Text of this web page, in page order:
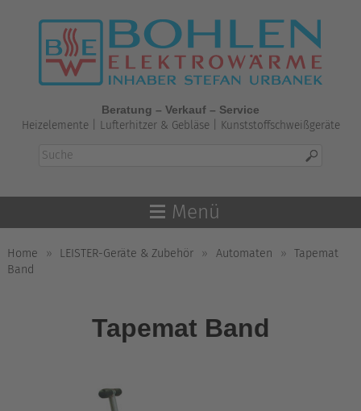
Beratung – Verkauf – Service
Heizelemente | Lufterhitzer & Gebläse | Kunststoffschweißgeräte
Menü
Home » LEISTER-Geräte & Zubehör » Automaten »
Tapemat
Band
Tapemat Band